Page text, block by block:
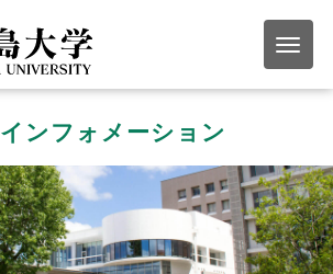
インフォメーション